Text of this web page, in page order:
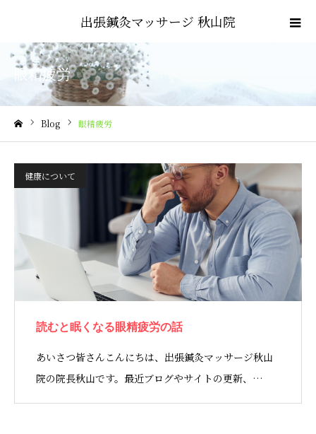
出張鍼灸マッサージ 秋山院
眼精疲労
Blog 眼精疲労
健康について
読むと眠くなる眼精疲労の話
あいさつ皆さんこんにちは、出張鍼灸マッサージ秋山
院の院長秋山です。最近ブログやサイトの更新、…